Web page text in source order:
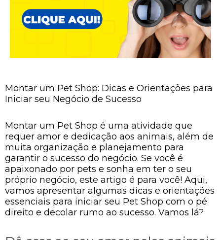
Montar um Pet Shop: Dicas e Orientações para
Iniciar seu Negócio de Sucesso
Montar um Pet Shop é uma atividade que
requer amor e dedicação aos animais, além de
muita organização e planejamento para
garantir o sucesso do negócio. Se você é
apaixonado por pets e sonha em ter o seu
próprio negócio, este artigo é para você! Aqui,
vamos apresentar algumas dicas e orientações
essenciais para iniciar seu Pet Shop com o pé
direito e decolar rumo ao sucesso. Vamos lá?